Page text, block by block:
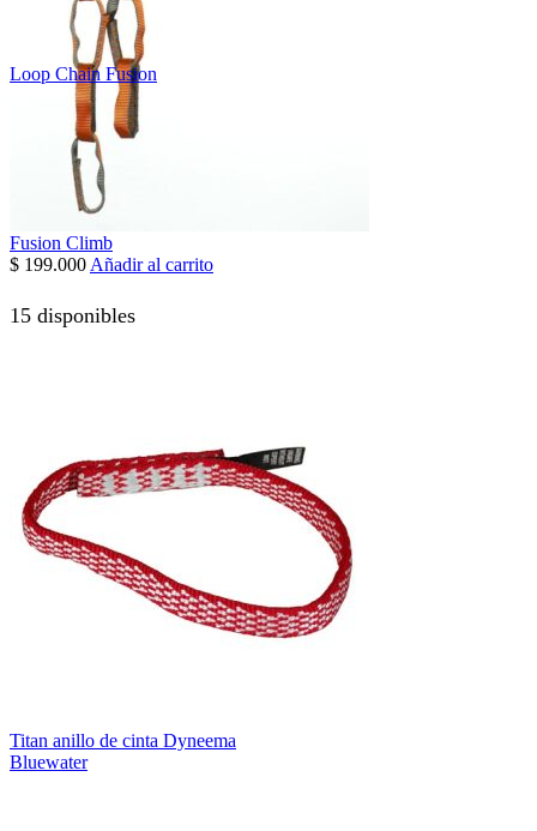
Loop Chain Fusion
Fusion Climb
$ 199.000Añadir al carrito
15 disponibles
Titan anillo de cinta Dyneema
Bluewater